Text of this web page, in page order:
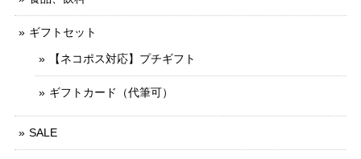
ギフトセット
【ネコポス対応】プチギフト
ギフトカード（代筆可）
SALE